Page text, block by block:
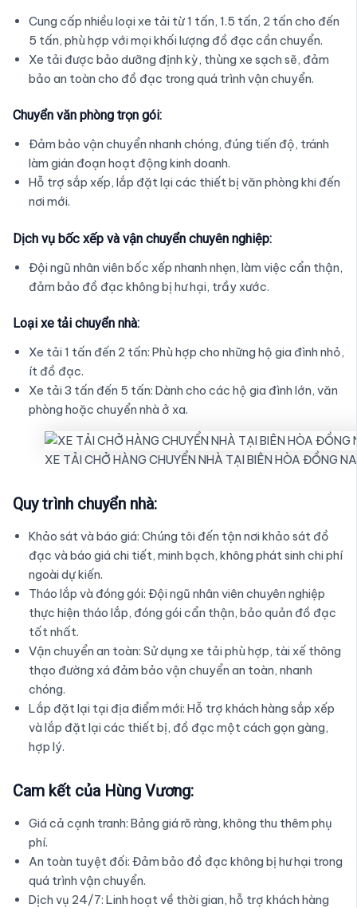
Cung cấp nhiều loại xe tải từ 1 tấn, 1.5 tấn, 2 tấn cho đến
5 tấn, phù hợp với mọi khối lượng đồ đạc cần chuyển.
Xe tải được bảo dưỡng định kỳ, thùng xe sạch sẽ, đảm
bảo an toàn cho đồ đạc trong quá trình vận chuyển.
Chuyển văn phòng trọn gói:
Đảm bảo vận chuyển nhanh chóng, đúng tiến độ, tránh
làm gián đoạn hoạt động kinh doanh.
Hỗ trợ sắp xếp, lắp đặt lại các thiết bị văn phòng khi đến
nơi mới.
Dịch vụ bốc xếp và vận chuyển chuyên nghiệp:
Đội ngũ nhân viên bốc xếp nhanh nhẹn, làm việc cẩn thận,
đảm bảo đồ đạc không bị hư hại, trầy xước.
Loại xe tải chuyển nhà:
Xe tải 1 tấn đến 2 tấn: Phù hợp cho những hộ gia đình nhỏ,
ít đồ đạc.
Xe tải 3 tấn đến 5 tấn: Dành cho các hộ gia đình lớn, văn
phòng hoặc chuyển nhà ở xa.
XE TẢI CHỞ HÀNG CHUYỂN NHÀ TẠI BIÊN HÒA ĐỒNG
Quy trình chuyển nhà:
Khảo sát và báo giá: Chúng tôi đến tận nơi khảo sát đồ
đạc và báo giá chi tiết, minh bạch, không phát sinh chi phí
ngoài dự kiến.
Tháo lắp và đóng gói: Đội ngũ nhân viên chuyên nghiệp
thực hiện tháo lắp, đóng gói cẩn thận, bảo quản đồ đạc
tốt nhất.
Vận chuyển an toàn: Sử dụng xe tải phù hợp, tài xế thông
thạo đường xá đảm bảo vận chuyển an toàn, nhanh
chóng.
Lắp đặt lại tại địa điểm mới: Hỗ trợ khách hàng sắp xếp
và lắp đặt lại các thiết bị, đồ đạc một cách gọn gàng,
hợp lý.
Cam kết của Hùng Vương:
Giá cả cạnh tranh: Bảng giá rõ ràng, không thu thêm phụ
phí.
An toàn tuyệt đối: Đảm bảo đồ đạc không bị hư hại trong
quá trình vận chuyển.
Dịch vụ 24/7: Linh hoạt về thời gian, hỗ trợ khách hàng